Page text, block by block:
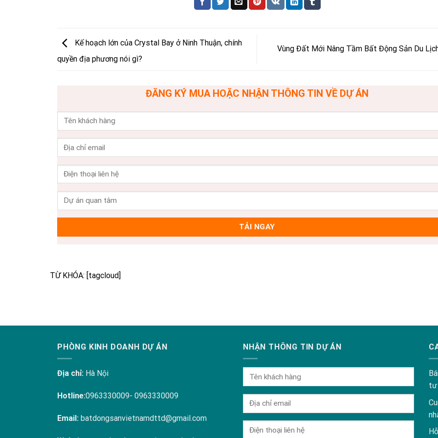
Kế hoạch lớn của Crystal Bay ở Ninh Thuận, chính
quyền địa phương nói gì?
Vùng Đất Mới Nâng Tầm Bất Động Sản Du
ĐĂNG KÝ MUA HOẶC NHẬN THÔNG TIN VỀ DỰ ÁN
TỪ KHÓA: [tagcloud]
PHÒNG KINH DOANH DỰ ÁN
Địa chỉ: Hà Nội
Hotline:0963330009- 0963330009
Email: batdongsanvietnamdttd@gmail.com
NHẬN THÔNG TIN DỰ ÁN
tư